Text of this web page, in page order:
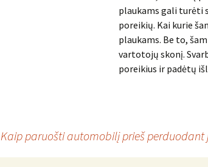
plaukams gali turėti
poreikių. Kai kurie
plaukams. Be to,
vartotojų skonį.
poreikius ir padėtų
Kaip paruošti automobilį prieš perduodant